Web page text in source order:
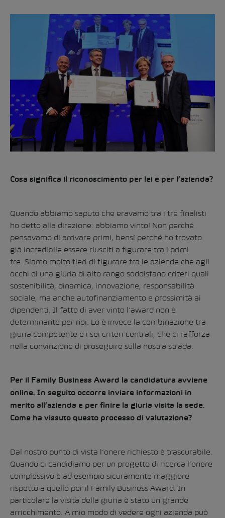
Cosa significa il riconoscimento per lei e per l’azienda?
Quando abbiamo saputo che eravamo tra i tre finalisti
ho detto alla direzione: abbiamo vinto! Non perché
pensavamo di arrivare primi, bensì perché ho trovato
già incredibile essere riusciti a figurare tra i primi
tre. Siamo molto fieri di figurare tra le aziende che agli
occhi di una giuria di alto rango soddisfano criteri quali
sostenibilità, dinamica, innovazione, responsabilità
sociale, ma anche autofinanziamento e prossimità ai
dipendenti. Il fatto di aver vinto l’award non è
determinante per noi. Lo è invece la combinazione tra
giuria competente e i sei criteri centrali, che ci rafforza
nella convinzione di proseguire sulla nostra strada.
Per il Family Business Award la candidatura avviene
online. In seguito occorre inviare informazioni in
merito all’azienda e per finire la giuria visita la sede.
Come ha vissuto questo processo di valutazione?
Dal nostro punto di vista l’onere richiesto è trascurabile.
Quando ci candidiamo per un progetto di ricerca l’onere
complessivo è ad esempio sicuramente maggiore
rispetto a quello per il Family Business Award. In
particolare la visita della giuria è stato un grande
arricchimento. A mio modo di vedere ogni azienda può